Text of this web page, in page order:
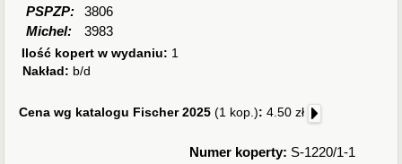
PSPZP:
3806
Michel:
3983
Ilość kopert w wydaniu: 1
Nakład: b/d
Cena wg katalogu Fischer 2025(1 kop.): 4.50 zł
Numer koperty: S-1220/1-1